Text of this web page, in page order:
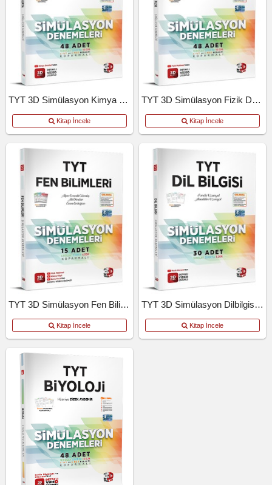
TYT 3D Simülasyon Kimya Denemeleri
Kitap İncele
TYT 3D Simülasyon Fizik Denemeleri
Kitap İncele
TYT 3D Simülasyon Fen Bilimleri Denemeleri
Kitap İncele
TYT 3D Simülasyon Dilbilgisi Denemeleri
Kitap İncele